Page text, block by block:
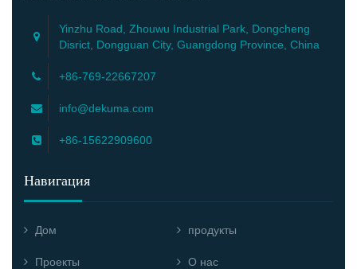
Yinzhu Road, Zhouwu Industrial Park, Dongcheng
Disrict, Dongguan City, Guangdong Province, China
+86-769-22667207
info@dekuma.com
+86-15622909600
Навигация
Дом продукты
Проекты О нас